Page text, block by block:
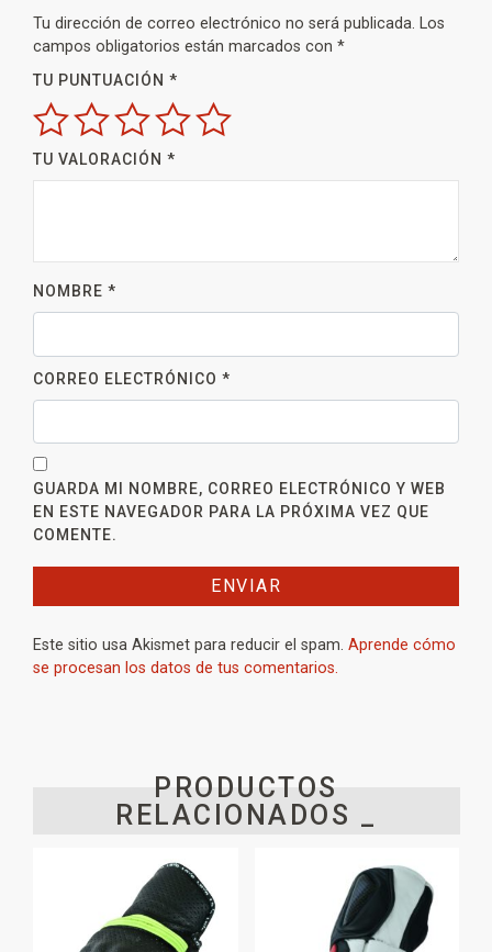
Tu dirección de correo electrónico no será publicada. Los
campos obligatorios están marcados con *
TU PUNTUACIÓN *
TU VALORACIÓN *
NOMBRE *
CORREO ELECTRÓNICO *
GUARDA MI NOMBRE, CORREO ELECTRÓNICO Y WEB
EN ESTE NAVEGADOR PARA LA PRÓXIMA VEZ QUE
COMENTE.
Este sitio usa Akismet para reducir el spam. Aprende cómo
se procesan los datos de tus comentarios.
PRODUCTOS
RELACIONADOS _